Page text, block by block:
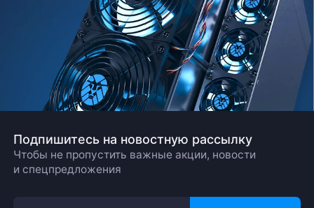
Подпишитесь на новостную рассылку
Чтобы не пропустить важные акции, новости
и спецпредложения